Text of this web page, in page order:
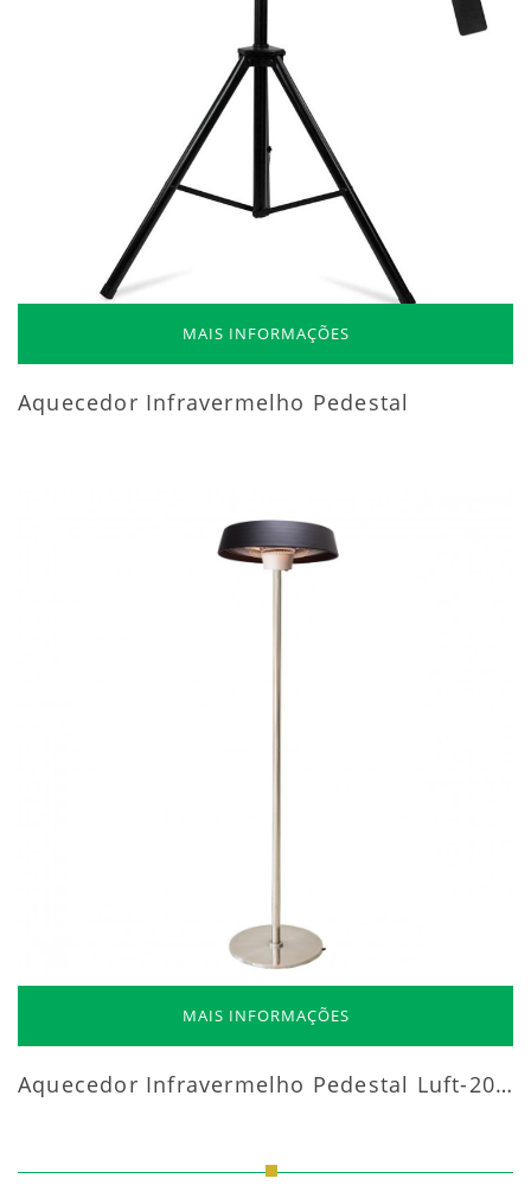
MAIS INFORMAÇÕES
Aquecedor Infravermelho Pedestal
MAIS INFORMAÇÕES
Aquecedor Infravermelho Pedestal Luft-20000